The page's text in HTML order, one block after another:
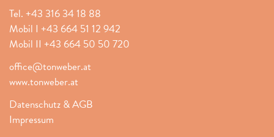
Tel. +43 316 34 18 88
Mobil I +43 664 51 12 942
Mobil II +43 664 50 50 720
office@tonweber.at
www.tonweber.at
Datenschutz & AGB
Impressum